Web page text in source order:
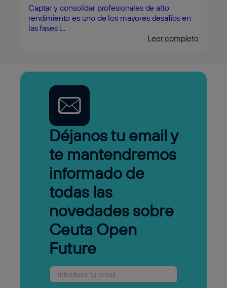
Captar y consolidar profesionales de alto
rendimiento es uno de los mayores desafíos en
las fases i...
Leer completo
Déjanos tu email y
te mantendremos
informado de
todas las
novedades sobre
Ceuta Open
Future